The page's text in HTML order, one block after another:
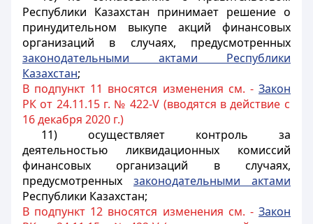
Республики Казахстан принимает решение о
принудительном выкупе акций финансовых
организаций в случаях, предусмотренных
законодательными актами Республики
Казахстан;
В подпункт 11 вносятся изменения см. - Закон
РК от 24.11.15 г. № 422-V (вводятся в действие с
16 декабря 2020 г.)
11) осуществляет контроль за
деятельностью ликвидационных комиссий
финансовых организаций в случаях,
предусмотренных законодательными актами
Республики Казахстан;
В подпункт 12 вносятся изменения см. - Закон